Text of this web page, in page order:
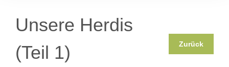
Unsere Herdis
(Teil 1)
Zurück